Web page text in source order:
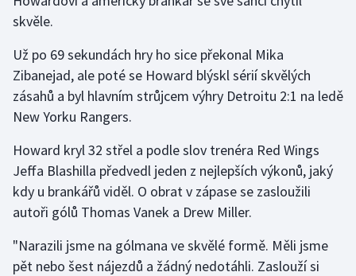
skvěle.
Už po 69 sekundách hry ho sice překonal Mika
Zibanejad, ale poté se Howard blýskl sérií skvělých
zásahů a byl hlavním strůjcem výhry Detroitu 2:1 na ledě
New Yorku Rangers.
Howard kryl 32 střel a podle slov trenéra Red Wings
Jeffa Blashilla předvedl jeden z nejlepších výkonů, jaký
kdy u brankářů viděl. O obrat v zápase se zasloužili
autoři gólů Thomas Vanek a Drew Miller.
"Narazili jsme na gólmana ve skvělé formě. Měli jsme
pět nebo šest nájezdů a žádný nedotáhli. Zaslouží si